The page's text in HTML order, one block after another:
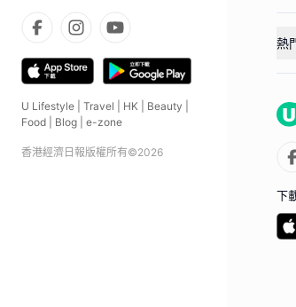
U Lifestyle Travel HK Beauty
Food
Blog e-zone
香港經濟日報版權所有©2026
熱
下